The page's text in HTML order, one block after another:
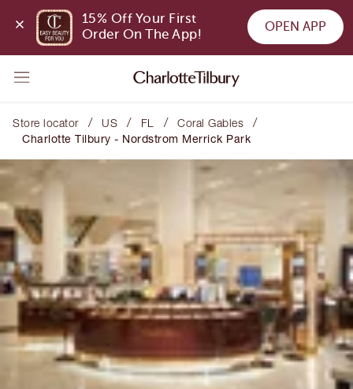
15% Off Your First
Order On The App!
OPEN APP
Store locator / US / FL / Coral Gables /
Charlotte Tilbury - Nordstrom Merrick Park